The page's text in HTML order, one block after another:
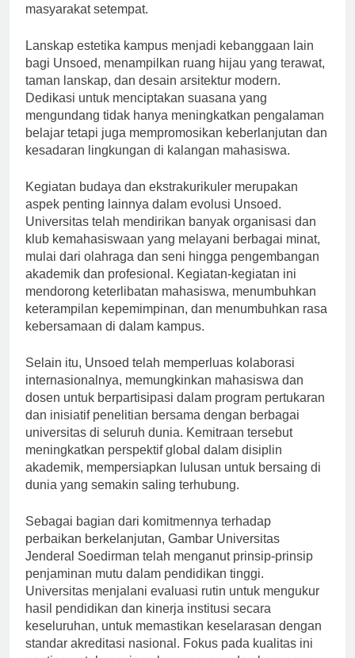
terapan yang memberikan manfaat langsung bagi
Lanskap estetika kampus menjadi kebanggaan lain
bagi Unsoed, menampilkan ruang hijau yang terawat,
taman lanskap, dan desain arsitektur modern.
Dedikasi untuk menciptakan suasana yang
mengundang tidak hanya meningkatkan pengalaman
belajar tetapi juga mempromosikan keberlanjutan dan
Kegiatan budaya dan ekstrakurikuler merupakan
aspek penting lainnya dalam evolusi Unsoed.
Universitas telah mendirikan banyak organisasi dan
klub kemahasiswaan yang melayani berbagai minat,
mulai dari olahraga dan seni hingga pengembangan
akademik dan profesional. Kegiatan-kegiatan ini
mendorong keterlibatan mahasiswa, menumbuhkan
keterampilan kepemimpinan, dan menumbuhkan rasa
Selain itu, Unsoed telah memperluas kolaborasi
internasionalnya, memungkinkan mahasiswa dan
dosen untuk berpartisipasi dalam program pertukaran
dan inisiatif penelitian bersama dengan berbagai
universitas di seluruh dunia. Kemitraan tersebut
meningkatkan perspektif global dalam disiplin
akademik, mempersiapkan lulusan untuk bersaing di
Sebagai bagian dari komitmennya terhadap
perbaikan berkelanjutan, Gambar Universitas
Jenderal Soedirman telah menganut prinsip-prinsip
penjaminan mutu dalam pendidikan tinggi.
Universitas menjalani evaluasi rutin untuk mengukur
hasil pendidikan dan kinerja institusi secara
keseluruhan, untuk memastikan keselarasan dengan